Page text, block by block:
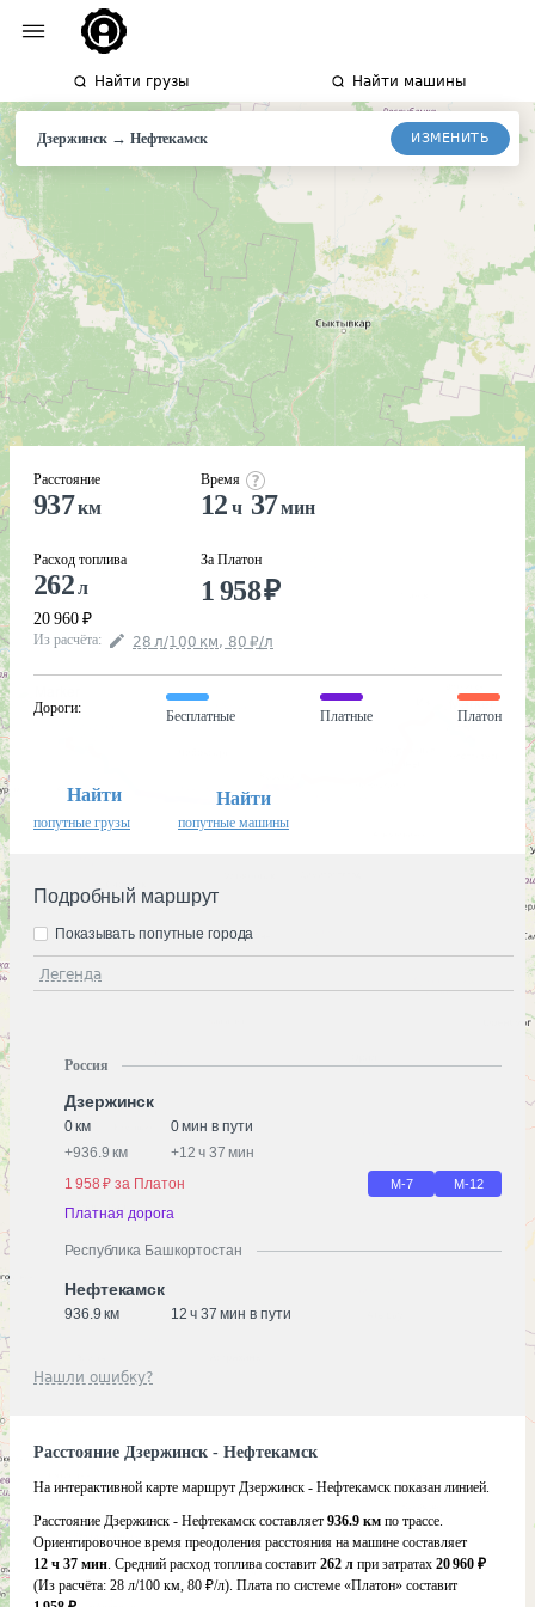
Найти грузы Найти машины
Дзержинск → Нефтекамск ИЗМЕНИТЬ
Расстояние
937км
Расход топлива
262л
20 960 ₽
Время
12 ч 37мин
За Платон
1 958₽
Из расчёта: 28 л/100 км, 80 ₽/л
Дороги:
Бесплатные Платные Платон
Найти
попутные грузы
Найти
попутные машины
Подробный маршрут
Легенда
Показывать попутные города
Россия
Дзержинск
0 км
0 мин в пути
+936.9 км +12 ч 37 мин
1 958 ₽ за Платон
М-7 М-12
Платная дорога
Республика Башкортостан
Нефтекамск
936.9 км 12 ч 37 мин в пути
Нашли ошибку?
Расстояние Дзержинск - Нефтекамск
На интерактивной карте маршрут Дзержинск - Нефтекамск показан линией.
Расстояние Дзержинск - Нефтекамск составляет 936.9 км по трассе.
Ориентировочное время преодоления расстояния на машине составляет
12 ч 37 мин. Средний расход топлива составит 262 л при затратах 20 960 ₽
(Из расчёта: 28 л/100 км, 80 ₽/л). Плата по системе «Платон» составит